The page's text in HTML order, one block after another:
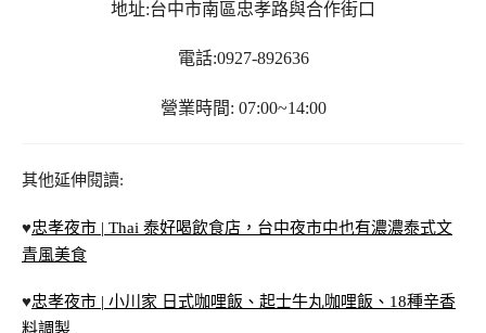
地址:台中市南區忠孝路與合作街口
電話:0927-892636
營業時間: 07:00~14:00
其他延伸閱讀:
♥忠孝夜市 | Thai 泰好喝飲食店，台中夜市中也有濃濃泰式文
青風美食
♥忠孝夜市 | 小川家 日式咖哩飯、起士牛丸咖哩飯、18種辛香
料調製